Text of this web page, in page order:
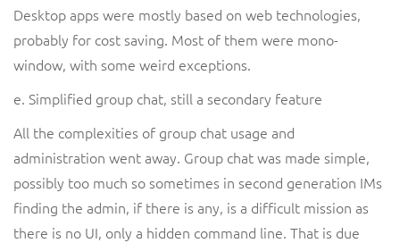
Desktop apps were mostly based on web technologies,
probably for cost saving. Most of them were mono-
window, with some weird exceptions.
e. Simplified group chat, still a secondary feature
All the complexities of group chat usage and
administration went away. Group chat was made simple,
possibly too much so sometimes in second generation IMs
finding the admin, if there is any, is a difficult mission as
there is no UI, only a hidden command line. That is due